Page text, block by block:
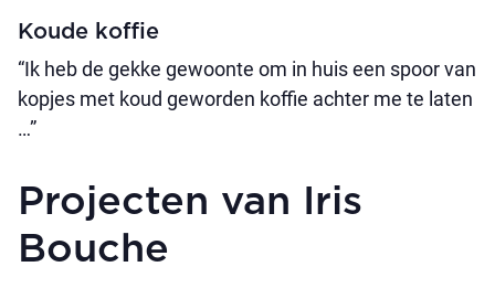
Koude koffie
“Ik heb de gekke gewoonte om in huis een spoor van
kopjes met koud geworden koffie achter me te laten
…”
Projecten van Iris
Bouche